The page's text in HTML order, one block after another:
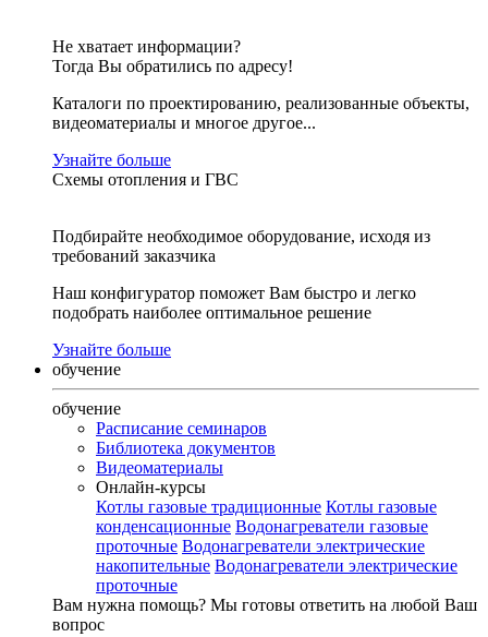
Не хватает информации?
Тогда Вы обратились по адресу!
Каталоги по проектированию, реализованные объекты,
видеоматериалы и многое другое...
Узнайте больше
Схемы отопления и ГВС
Подбирайте необходимое оборудование, исходя из
требований заказчика
Наш конфигуратор поможет Вам быстро и легко
подобрать наиболее оптимальное решение
Узнайте больше
обучение
обучение
Расписание семинаров
Библиотека документов
Видеоматериалы
Онлайн-курсы
Котлы газовые традиционные Котлы газовые
конденсационные Водонагреватели газовые
проточные Водонагреватели электрические
накопительные Водонагреватели электрические
проточные
Вам нужна помощь? Мы готовы ответить на любой Ваш
вопрос